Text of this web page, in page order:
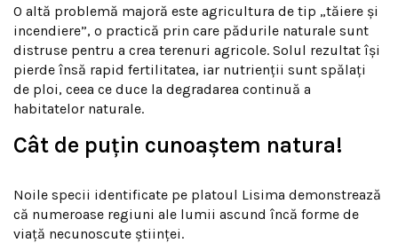
O altă problemă majoră este agricultura de tip „tăiere și
incendiere”, o practică prin care pădurile naturale sunt
distruse pentru a crea terenuri agricole. Solul rezultat își
pierde însă rapid fertilitatea, iar nutrienții sunt spălați
de ploi, ceea ce duce la degradarea continuă a
habitatelor naturale.
Cât de puțin cunoaștem natura!
Noile specii identificate pe platoul Lisima demonstrează
că numeroase regiuni ale lumii ascund încă forme de
viață necunoscute științei.